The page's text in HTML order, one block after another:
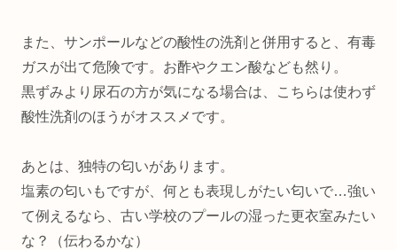
また、サンポールなどの酸性の洗剤と併用すると、有毒
ガスが出て危険です。お酢やクエン酸なども然り。
黒ずみより尿石の方が気になる場合は、こちらは使わず
酸性洗剤のほうがオススメです。
あとは、独特の匂いがあります。
塩素の匂いもですが、何とも表現しがたい匂いで…強い
て例えるなら、古い学校のプールの湿った更衣室みたい
な？（伝わるかな）